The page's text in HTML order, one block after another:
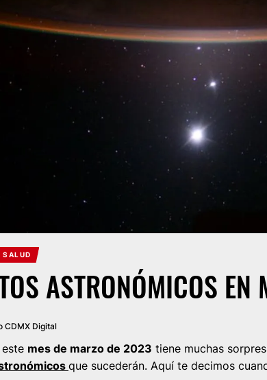
ASTRONÓMICOS
CDMX Digital
mes de marzo de 2023 tiene muchas
que sucederán. Aquí te decimos